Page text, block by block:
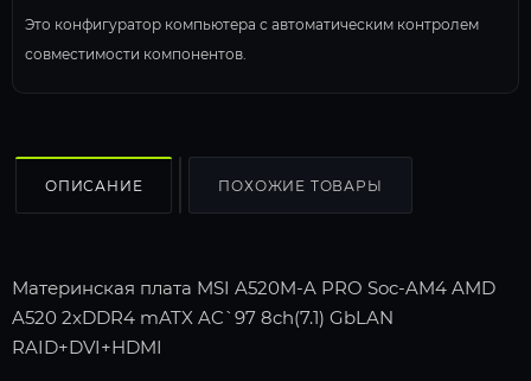
Это конфигуратор компьютера с автоматическим контролем
совместимости компонентов.
ОПИСАНИЕ ПОХОЖИЕ ТОВАРЫ
Материнская плата MSI A520M-A PRO Soc-AM4 AMD
A520 2xDDR4 mATX AC`97 8ch(7.1) GbLAN
RAID+DVI+HDMI